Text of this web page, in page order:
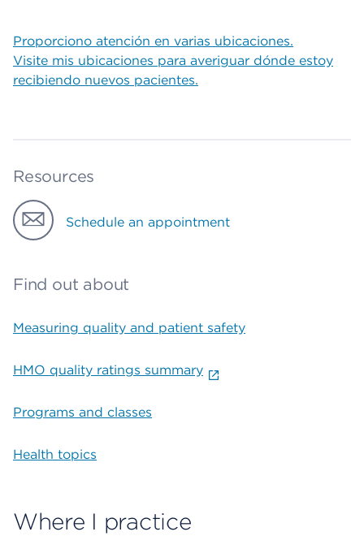
Proporciono atención en varias ubicaciones.
Visite mis ubicaciones para averiguar dónde estoy
recibiendo nuevos pacientes.
Resources
Schedule an appointment
Find out about
Measuring quality and patient safety
HMO quality ratings summary
Programs and classes
Health topics
Where I practice